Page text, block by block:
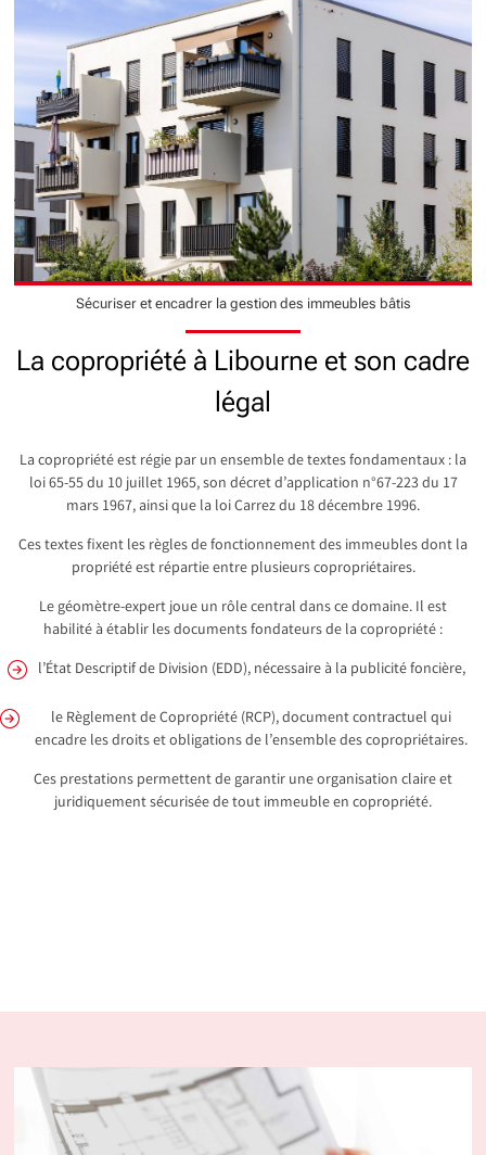
Sécuriser et encadrer la gestion des immeubles bâtis
La copropriété à Libourne et son cadre
légal
La copropriété est régie par un ensemble de textes fondamentaux : la
loi 65-55 du 10 juillet 1965, son décret d’application n°67-223 du 17
mars 1967, ainsi que la loi Carrez du 18 décembre 1996.
Ces textes fixent les règles de fonctionnement des immeubles dont la
propriété est répartie entre plusieurs copropriétaires.
Le géomètre-expert joue un rôle central dans ce domaine. Il est
habilité à établir les documents fondateurs de la copropriété :
l’État Descriptif de Division (EDD), nécessaire à la publicité foncière,
le Règlement de Copropriété (RCP), document contractuel qui
encadre les droits et obligations de l’ensemble des copropriétaires.
Ces prestations permettent de garantir une organisation claire et
juridiquement sécurisée de tout immeuble en copropriété.